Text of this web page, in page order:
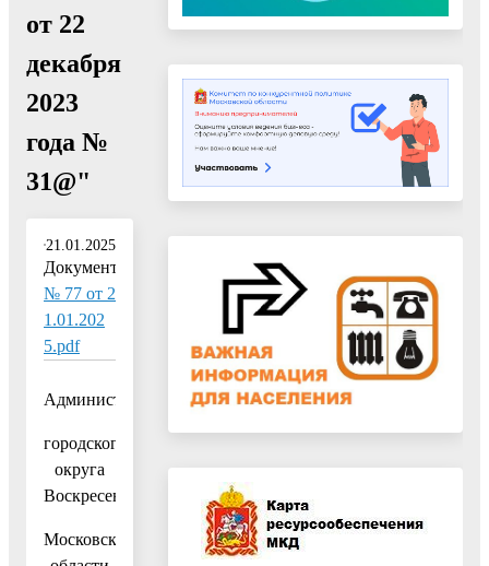
от 22
декабря
2023
года №
31@"
21.01.2025
Документ:
№ 77 от 2
1.01.202
5.pdf
Администрация
городского
округа
Воскресенск
Московской